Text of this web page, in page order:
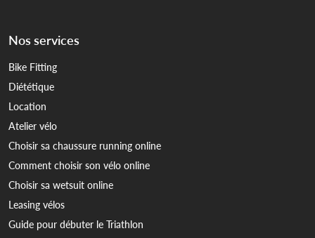
Nos services
Bike Fitting
Diététique
Location
Atelier vélo
Choisir sa chaussure running online
Comment choisir son vélo online
Choisir sa wetsuit online
Leasing vélos
Guide pour débuter le Triathlon